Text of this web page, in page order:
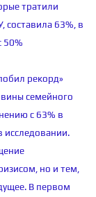
тратили
составила 63%, в
50%
рекорд»
семейного
с 63% в
исследовании.
но и тем,
В первом